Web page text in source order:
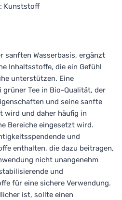
Kunststoff
sanften Wasserbasis, ergänzt
Inhaltsstoffe, die ein Gefühl
unterstützen. Eine
Tee in Bio-Qualität, der
und seine sanfte
wird und daher häufig in
Bereiche eingesetzt wird.
und
enthalten, die dazu beitragen,
nicht unangenehm
und
für eine sichere Verwendung.
ist, sollte einen